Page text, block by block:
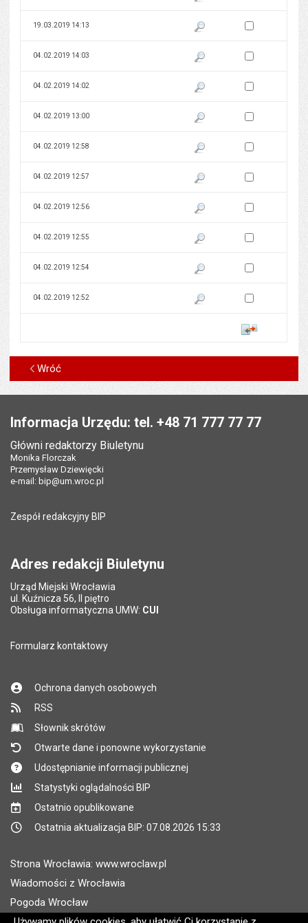
19.03.2019 14:13 Pokaż podgląd wersji z dnia
Zaznacz wersję do
04.02.2019 14:03 Pokaż podgląd wersji z dnia
Zaznacz wersję do
04.02.2019 14:02 Pokaż podgląd wersji z dnia
Zaznacz wersję do
04.02.2019 13:00 Pokaż podgląd wersji z dnia
Zaznacz wersję do
04.02.2019 12:58 Pokaż podgląd wersji z dnia
Zaznacz wersję do
04.02.2019 12:57 Pokaż podgląd wersji z dnia
Zaznacz wersję do
04.02.2019 12:56 Pokaż podgląd wersji z dnia
Zaznacz wersję do
04.02.2019 12:55 Pokaż podgląd wersji z dnia
Zaznacz wersję do
04.02.2019 12:54 Pokaż podgląd wersji z dnia
Zaznacz wersję do
04.02.2019 12:52 Pokaż podgląd wersji z dnia
Zaznacz wersję do
Porównaj
Wróć
Informacja Urzędu: tel. +48 71 777 77 77
Główni redaktorzy Biuletynu
Monika Florczak
Przemysław Dziewięcki
e-mail: bip@um.wroc.pl
Zespół redakcyjny BIP
Adres redakcji Biuletynu
Urząd Miejski Wrocławia
ul. Kuźnicza 56, II piętro
Obsługa informatyczna UMW: CUI
Formularz kontaktowy
Ochrona danych osobowych
RSS
Słownik skrótów
Otwarte dane i ponowne wykorzystanie
Udostępnianie informacji publicznej
Statystyki oglądalności BIP
Ostatnio opublikowane
Ostatnia aktualizacja BIP: 07.08.2026 15:33
Strona Wrocławia: www.wroclaw.pl
Wiadomości z Wrocławia
Pogoda Wrocław